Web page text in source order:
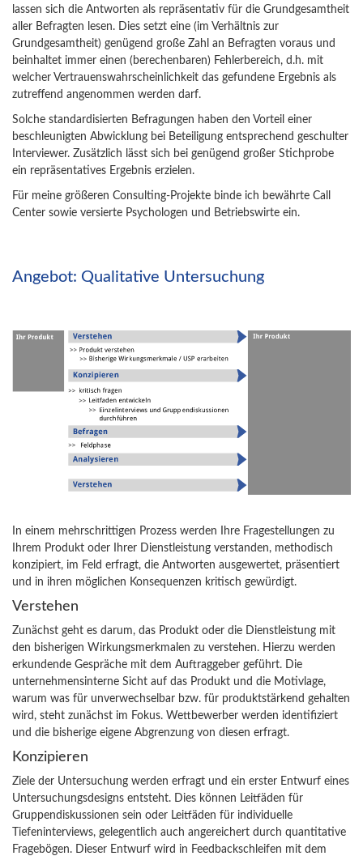
lassen sich die Antworten als repräsentativ für die Grundgesamtheit
aller Befragten lesen. Dies setzt eine (im Verhältnis zur
Grundgesamtheit) genügend große Zahl an Befragten voraus und
beinhaltet immer einen (berechenbaren) Fehlerbereich, d.h. mit
welcher Vertrauenswahrscheinlichkeit das gefundene Ergebnis als
zutreffend angenommen werden darf.
Solche standardisierten Befragungen haben den Vorteil einer
beschleunigten Abwicklung bei Beteiligung entsprechend geschulter
Interviewer. Zusätzlich lässt sich bei genügend großer Stichprobe
ein repräsentatives Ergebnis erzielen.
Für meine größeren Consulting-Projekte binde ich bewährte Call
Center sowie versierte Psychologen und Betriebswirte ein.
Angebot: Qualitative Untersuchung
In einem mehrschrittigen Prozess werden Ihre Fragestellungen zu
Ihrem Produkt oder Ihrer Dienstleistung verstanden, methodisch
konzipiert, im Feld erfragt, die Antworten ausgewertet, präsentiert
und in ihren möglichen Konsequenzen kritisch gewürdigt.
Verstehen
Zunächst geht es darum, das Produkt oder die Dienstleistung mit
den bisherigen Wirkungsmerkmalen zu verstehen. Hierzu werden
erkundende Gespräche mit dem Auftraggeber geführt. Die
unternehmensinterne Sicht auf das Produkt und die Motivlage,
warum was für unverwechselbar bzw. für produktstärkend gehalten
wird, steht zunächst im Fokus. Wettbewerber werden identifiziert
und die bisherige eigene Abgrenzung von diesen erfragt.
Konzipieren
Ziele der Untersuchung werden erfragt und ein erster Entwurf eines
Untersuchungsdesigns entsteht. Dies können Leitfäden für
Gruppendiskussionen sein oder Leitfäden für individuelle
Tiefeninterviews, gelegentlich auch angereichert durch quantitative
Fragebögen. Dieser Entwurf wird in Feedbackschleifen mit dem